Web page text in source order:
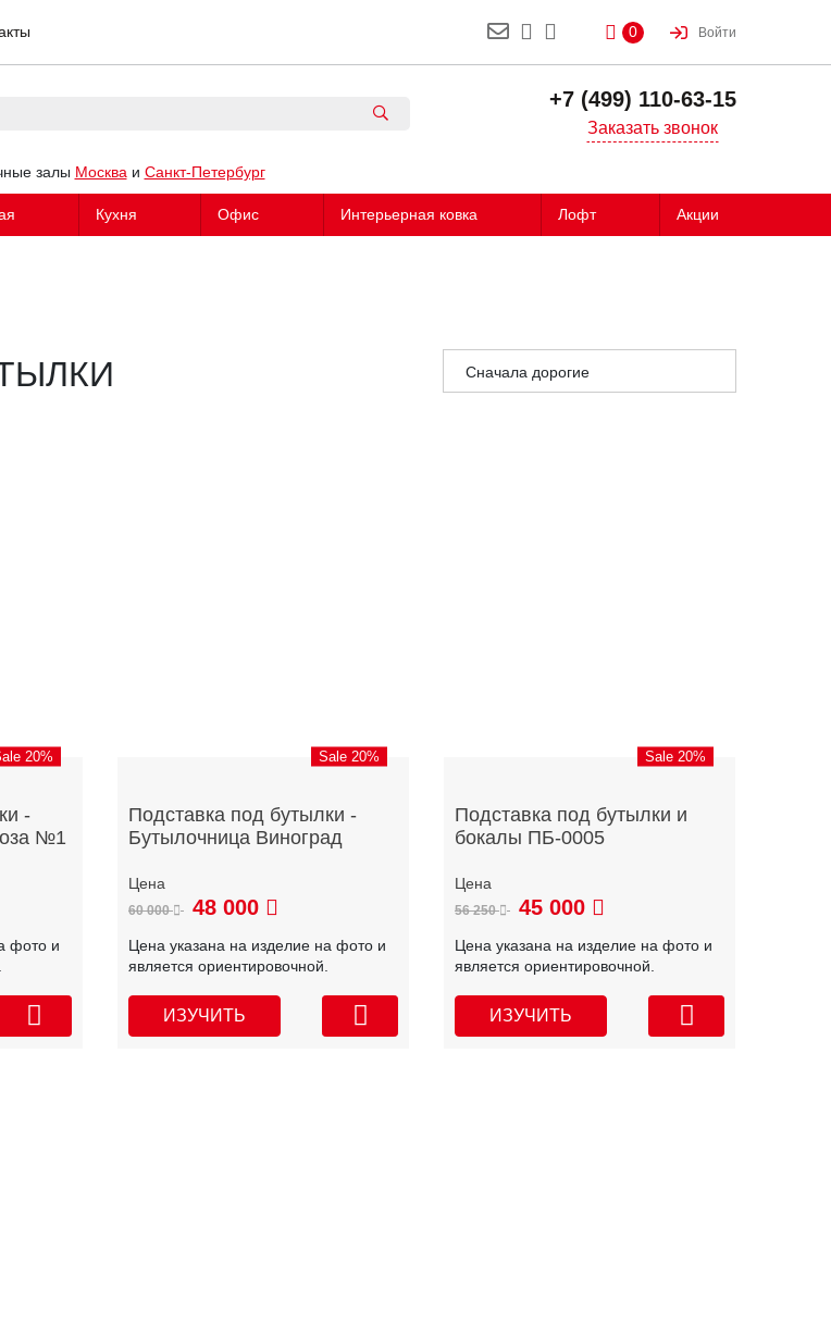
0 Войти
+7 (499) 110-63-15
Заказать звонок
залы Москва и Санкт-Петербург
Кухня Офис Интерьерная ковка Лофт Акции
Сначала дорогие
20%
-
№1
фото и
Sale 20%
Подставка под бутылки -
Бутылочница Виноград
60 000 48 000
Цена указана на изделие на фото и
является ориентировочной.
ИЗУЧИТЬ
Sale 20%
Подставка под бутылки и
бокалы ПБ-0005
56 250 45 000
Цена указана на изделие на фото и
является ориентировочной.
ИЗУЧИТЬ